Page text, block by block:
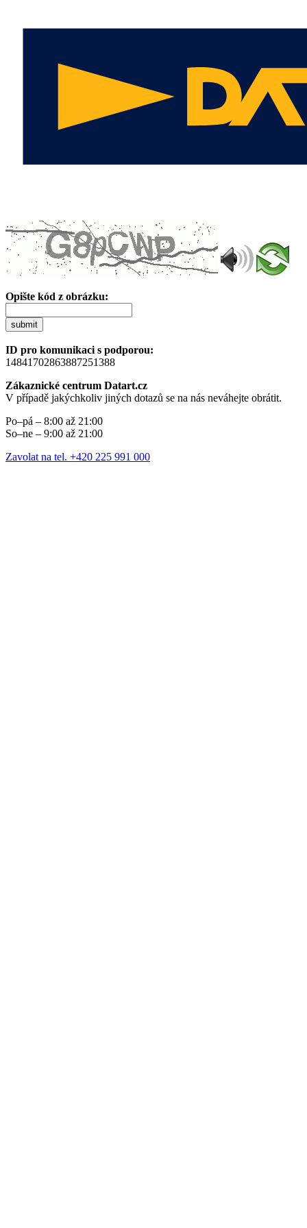
Opište kód z obrázku:
submit
ID pro komunikaci s podporou:
14841702863887251388
Zákaznické centrum Datart.cz
V případě jakýchkoliv jiných dotazů se na nás neváhejte obrátit.
Po–pá – 8:00 až 21:00
So–ne – 9:00 až 21:00
Zavolat na tel. +420 225 991 000